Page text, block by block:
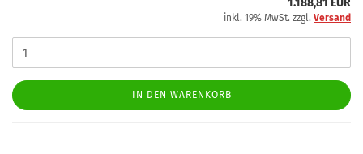
1.188,81 EUR
inkl. 19% MwSt. zzgl. Versand
IN DEN WARENKORB